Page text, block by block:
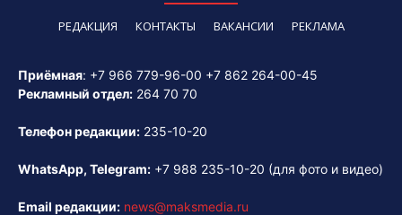
РЕДАКЦИЯ КОНТАКТЫ ВАКАНСИИ РЕКЛАМА
Приёмная: +7 966 779-96-00 +7 862 264-00-45
Рекламный отдел: 264 70 70
Телефон редакции: 235-10-20
WhatsApp, Telegram: +7 988 235-10-20 (для фото и видео)
Email редакции: news@maksmedia.ru